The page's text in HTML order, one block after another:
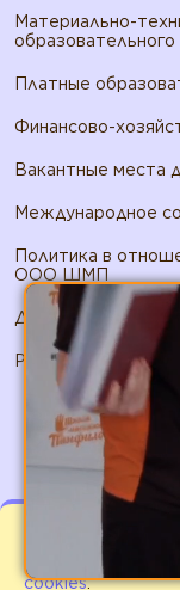
Материально-
Платные
Финансово-
Вакантные места
Международное
Политика в
ООО ШМП
Договор
Реквизиты ООО
2026 © ИП
Мы используем
работы сайта.
соглашаетесь с
cookies.